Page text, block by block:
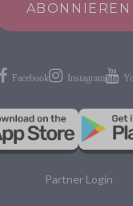
ABONNIEREN
Partner Login